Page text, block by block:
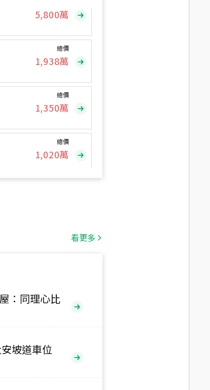
總價
1,938萬
總價
1,350萬
總價
1,020萬
總價
5,800萬
1,938萬
看更多
：同理心比
坡道車位